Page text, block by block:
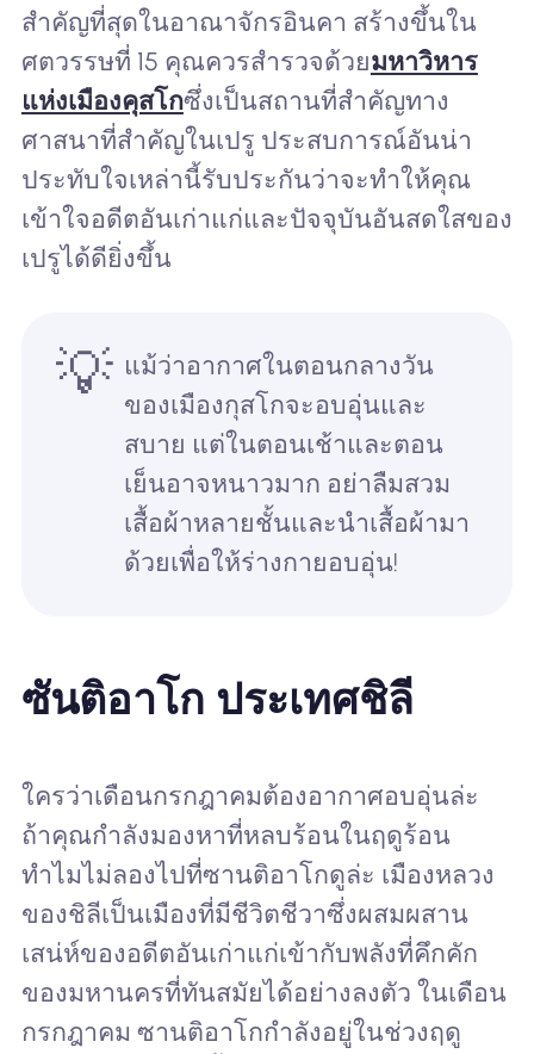
สำคัญที่สุดในอาณาจักรอินคา สร้างขึ้นใน
ศตวรรษที่ 15 คุณควรสำรวจด้วยมหาวิหาร
แห่งเมืองคุสโกซึ่งเป็นสถานที่สำคัญทาง
ศาสนาที่สำคัญในเปรู ประสบการณ์อันน่า
ประทับใจเหล่านี้รับประกันว่าจะทำให้คุณ
เข้าใจอดีตอันเก่าแก่และปัจจุบันอันสดใสของ
เปรูได้ดียิ่งขึ้น
💡 แม้ว่าอากาศในตอนกลางวัน
ของเมืองกุสโกจะอบอุ่นและ
สบาย แต่ในตอนเช้าและตอน
เย็นอาจหนาวมาก อย่าลืมสวม
เสื้อผ้าหลายชั้นและนำเสื้อผ้ามา
ด้วยเพื่อให้ร่างกายอบอุ่น!
ซันติอาโก ประเทศชิลี
ใครว่าเดือนกรกฎาคมต้องอากาศอบอุ่นล่ะ
ถ้าคุณกำลังมองหาที่หลบร้อนในฤดูร้อน
ทำไมไม่ลองไปที่ซานติอาโกดูล่ะ เมืองหลวง
ของชิลีเป็นเมืองที่มีชีวิตชีวาซึ่งผสมผสาน
เสน่ห์ของอดีตอันเก่าแก่เข้ากับพลังที่คึกคัก
ของมหานครที่ทันสมัยได้อย่างลงตัว ในเดือน
กรกฎาคม ซานติอาโกกำลังอยู่ในช่วงฤดู